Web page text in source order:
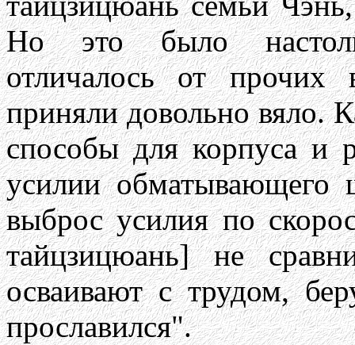
Но это было
отличалось от прочих
приняли довольно вяло.
способы для корпуса и
усилии обматывающего
выброс усилия по
тайцзицюань] не
осваивают с трудом,
прославился".